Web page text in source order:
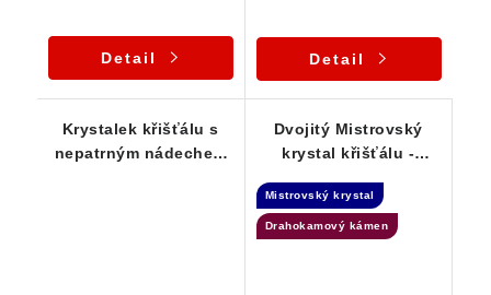
Detail Detail
Krystalek křišťálu s
nepatrným nádechem
Dvojitý Mistrovský
krystal křišťálu -
Spojovatel času
Mistrovský krystal
Drahokamový kámen